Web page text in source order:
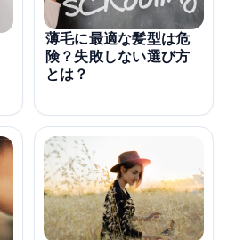
薄毛に最適な髪型は危
険？失敗しない選び方
とは？